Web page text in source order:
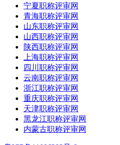
宁夏职称评审网
青海职称评审网
山东职称评审网
山西职称评审网
陕西职称评审网
上海职称评审网
四川职称评审网
云南职称评审网
浙江职称评审网
重庆职称评审网
天津职称评审网
黑龙江职称评审网
内蒙古职称评审网